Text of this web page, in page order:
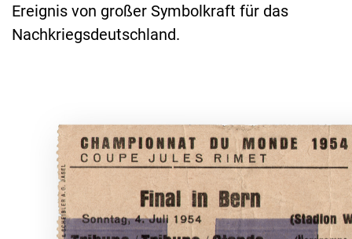
Ereignis von großer Symbolkraft für das
Nachkriegsdeutschland.